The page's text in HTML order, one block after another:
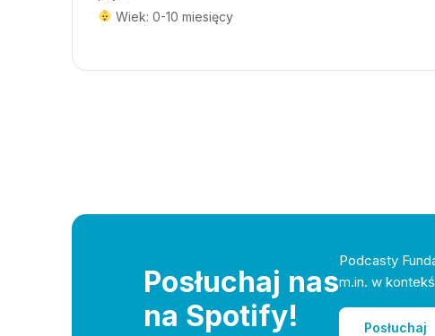
Wiek: 0-10 miesięcy
Posłuchaj nas
na Spotify!
Podcasty
m.in. w
Posłuchaj